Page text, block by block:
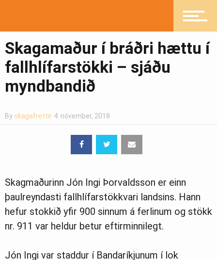
Heilsueflandi samfélag
Pistlar
Skagamaður í bráðri hættu í
fallhlífarstökki – sjáðu
myndbandið
By skagafrettir 4. nóvember, 2018
Skagmaðurinn Jón Ingi Þorvaldsson er einn
þaulreyndasti fallhlífarstökkvari landsins. Hann
hefur stokkið yfir 900 sinnum á ferlinum og stökk
nr. 911 var heldur betur eftirminnilegt.
Jón Ingi var staddur í Bandaríkjunum í lok